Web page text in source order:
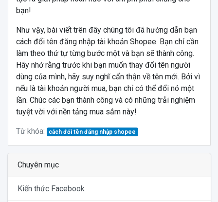
bạn!
Như vậy, bài viết trên đây chúng tôi đã hướng dẫn bạn
cách đổi tên đăng nhập tài khoản Shopee. Bạn chỉ cần
làm theo thứ tự từng bước một và bạn sẽ thành công.
Hãy nhớ rằng trước khi bạn muốn thay đổi tên người
dùng của mình, hãy suy nghĩ cẩn thận về tên mới. Bởi vì
nếu là tài khoản người mua, bạn chỉ có thể đổi nó một
lần. Chúc các bạn thành công và có những trải nghiệm
tuyệt vời với nền tảng mua sắm này!
Từ khóa: cách đổi tên đăng nhập shopee
Chuyên mục
Kiến thức Facebook